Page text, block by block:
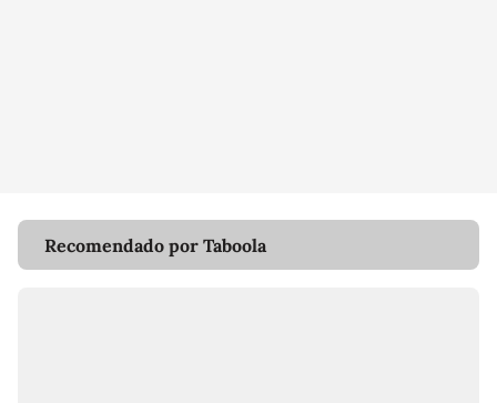
Recomendado por Taboola